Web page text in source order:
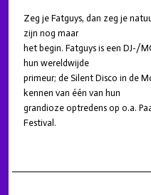
Zeg je Fatguys, dan zeg je
zijn nog maar
het begin. Fatguys is een DJ-/
hun wereldwijde
primeur; de Silent Disco in de
kennen van één van hun
grandioze optredens op o.a.
Festival.